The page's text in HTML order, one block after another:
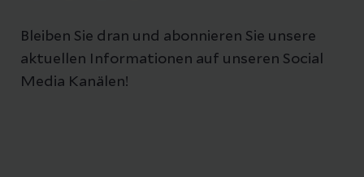
Bleiben Sie dran und abonnieren Sie unsere
aktuellen Informationen auf unseren Social
Media Kanälen!